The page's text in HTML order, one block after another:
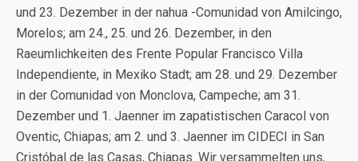
und 23. Dezember in der nahua -Comunidad von Amilcingo,
Morelos; am 24., 25. und 26. Dezember, in den
Raeumlichkeiten des Frente Popular Francisco Villa
Independiente, in Mexiko Stadt; am 28. und 29. Dezember
in der Comunidad von Monclova, Campeche; am 31.
Dezember und 1. Jaenner im zapatistischen Caracol von
Oventic, Chiapas; am 2. und 3. Jaenner im CIDECI in San
Cristóbal de las Casas, Chiapas. Wir versammelten uns,